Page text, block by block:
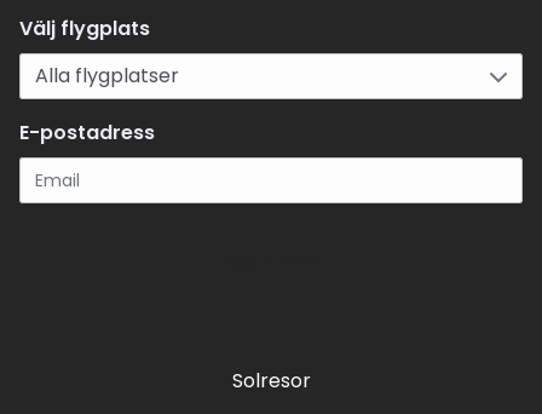
Välj flygplats
E-postadress
Solresor